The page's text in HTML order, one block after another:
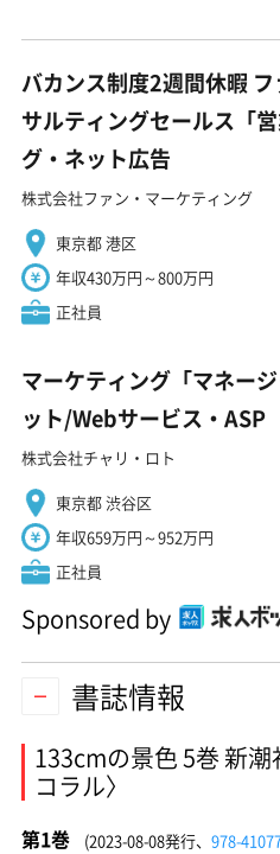
バカンス制度2週間休暇
サルティングセールス「
グ・ネット広告
株式会社ファン・マーケティング
東京都 港区
年収430万円～800万円
正社員
マーケティング「マネー
ット/Webサービス・ASP
株式会社チャリ・ロト
東京都 渋谷区
年収659万円～952万円
正社員
Sponsored by
書誌情報
133cmの景色 5巻 新
コラル〉
第1巻 (2023-08-08発行、 978-